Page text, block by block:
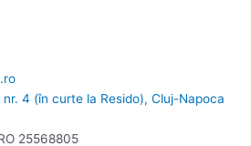
4 (în curte la Resido), Cluj-Napoca
25568805